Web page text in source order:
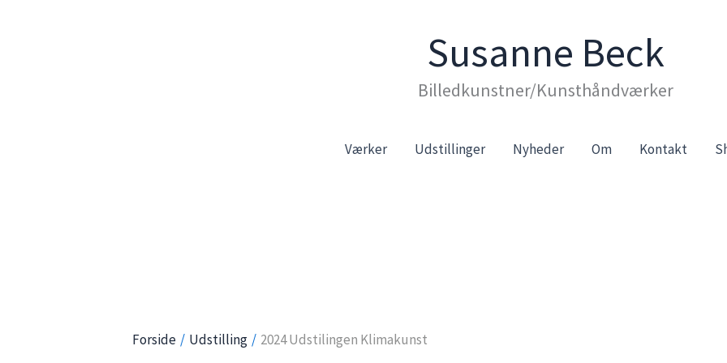
Susanne Beck
Billedkunstner/Kunsthåndværker
Værker Udstillinger Nyheder Om Kontakt
Forside Udstilling 2024 Udstilingen Klimakunst